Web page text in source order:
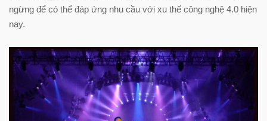
ngừng để có thể đáp ứng nhu cầu với xu thế công nghệ 4.0 hiện
nay.